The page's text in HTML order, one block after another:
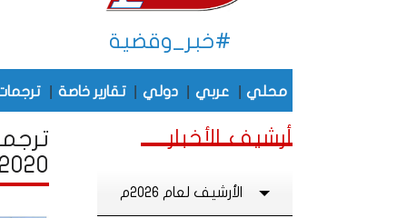
#خبر_وقضية
محلي عربي دولي تقارير خاصة
2020
أرشيف الأخبار
الأرشيف لعام 2026م